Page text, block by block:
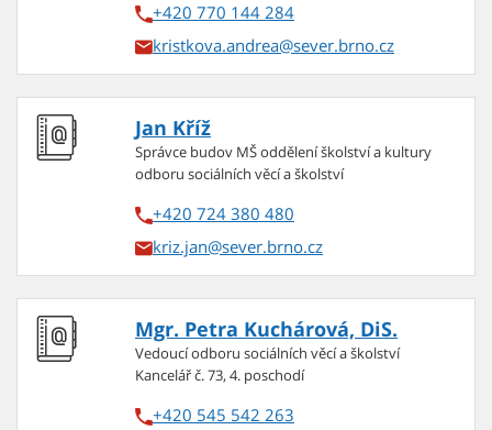
+420 770 144 284
kristkova.andrea
Jan Kříž
Správce budov MŠ oddělení školství a kultury
odboru sociálních věcí a školství
+420 724 380 480
kriz.jan
Mgr. Petra Kuchárová, DiS.
Vedoucí odboru sociálních věcí a školství
Kancelář č. 73, 4. poschodí
+420 545 542 263